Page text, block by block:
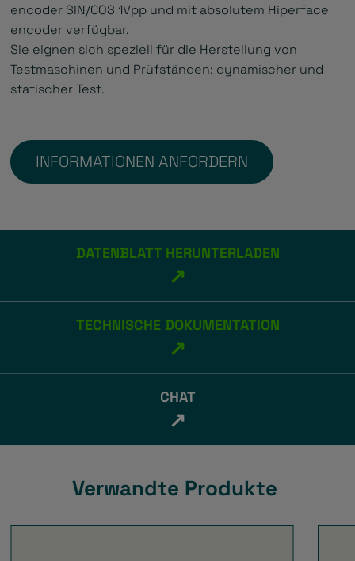
encoder SIN/COS 1Vpp und mit absolutem Hiperface
encoder verfügbar.
Sie eignen sich speziell für die Herstellung von
Testmaschinen und Prüfständen: dynamischer und
statischer Test.
INFORMATIONEN ANFORDERN
DATENBLATT HERUNTERLADEN
↗
TECHNISCHE DOKUMENTATION
↗
CHAT
↗
Verwandte Produkte